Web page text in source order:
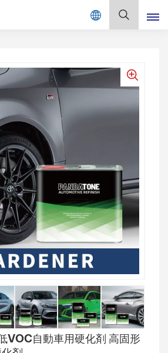
語
English
Français
Deutsch
Русский
Español
Português
日本語
한국어
بالعربية
فارسی
中文
VOC自動車用硬化剤 高固形